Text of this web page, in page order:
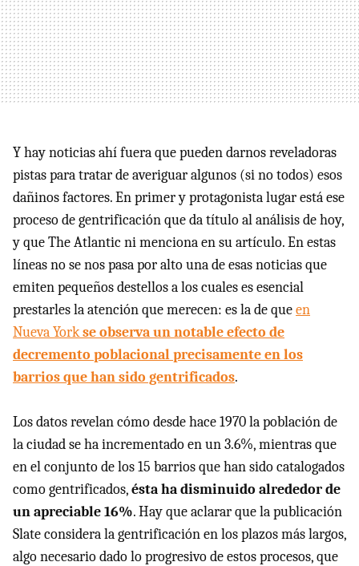
Y hay noticias ahí fuera que pueden darnos reveladoras
pistas para tratar de averiguar algunos (si no todos) esos
dañinos factores. En primer y protagonista lugar está ese
proceso de gentrificación que da título al análisis de hoy,
y que The Atlantic ni menciona en su artículo. En estas
líneas no se nos pasa por alto una de esas noticias que
emiten pequeños destellos a los cuales es esencial
prestarles la atención que merecen: es la de queen
Nueva Yorkse observa un notable efecto de
decremento poblacional precisamente en los
barrios que han sido gentrificados.
Los datos revelan cómo desde hace 1970 la población de
la ciudad se ha incrementado en un 3.6%, mientras que
en el conjunto de los 15 barrios que han sido catalogados
como gentrificados,ésta ha disminuido alrededor de
un apreciable 16%. Hay que aclarar que la publicación
Slate considera la gentrificación en los plazos más largos,
algo necesario dado lo progresivo de estos procesos, que